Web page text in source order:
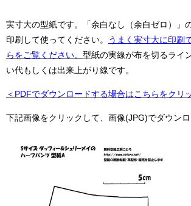
実寸大の型紙です。「余白なし（余白ゼロ）」
印刷して使ってください。
うまく実寸大に印刷
らをご覧ください。 型紙の実線が布を切るライ
い代もしくは出来上がり線です。
＜PDFでダウンロードする場合はこちらをクリ
下記画像をクリックして、画像(JPG)でダウンロ